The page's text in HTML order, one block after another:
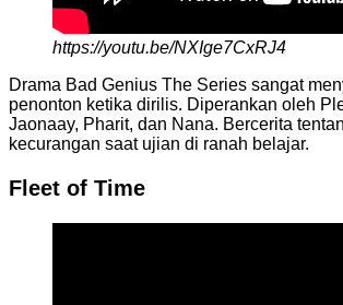
https://youtu.be/NXIge7CxRJ4
Drama Bad Genius The Series sangat
penonton ketika dirilis. Diperankan oleh
Jaonaay, Pharit, dan Nana. Bercerita
kecurangan saat ujian di ranah belajar.
Fleet of Time